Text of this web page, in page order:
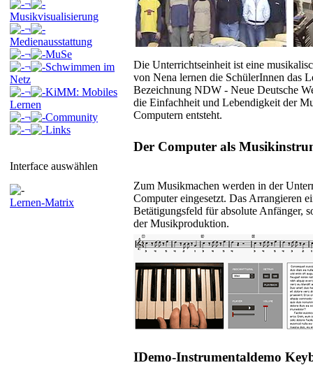
¬
Musikvisualisierung
¬
Medienausstattung
¬
MuSe
¬
Schwimmen im
Netz
¬
KiMM: Mobiles
Lernen
¬
Community
¬
Links
Interface auswählen
Lernen-Matrix
Die Unterrichtseinheit ist eine
von Nena lernen die SchülerInnen das
Bezeichnung NDW - Neue Deutsche
die Einfachheit und Lebendigkeit der
Computern entsteht.
Der Computer als
Zum Musikmachen werden in der
Computer eingesetzt. Das Arrangieren
Betätigungsfeld für absolute Anfänger,
der Musikproduktion.
IDemo-Instrumentaldemo